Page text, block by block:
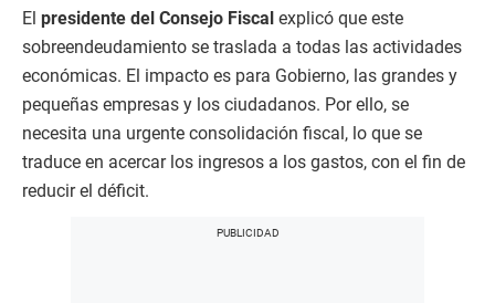
El presidente del Consejo Fiscal explicó que este
sobreendeudamiento se traslada a todas las actividades
económicas. El impacto es para Gobierno, las grandes y
pequeñas empresas y los ciudadanos. Por ello, se
necesita una urgente consolidación fiscal, lo que se
traduce en acercar los ingresos a los gastos, con el fin de
reducir el déficit.